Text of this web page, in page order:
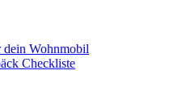
dein Wohnmobil
Checkliste